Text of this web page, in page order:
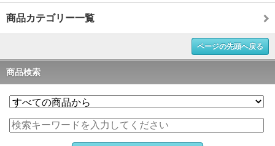
商品カテゴリー一覧
ページの先頭へ戻る
商品検索